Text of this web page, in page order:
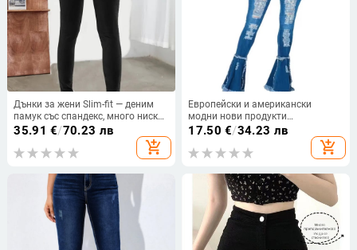
Дънки за жени Slim-fit — деним
памук със спандекс, много ниска
талия, дълги панталони
35.91 €/70.23 лв
add_shopping_cart
Европейски и американски
модни нови продукти
Независима станция Горещи
Еластични ретро бели износени
17.50 €/34.23 лв
add_shopping_cart